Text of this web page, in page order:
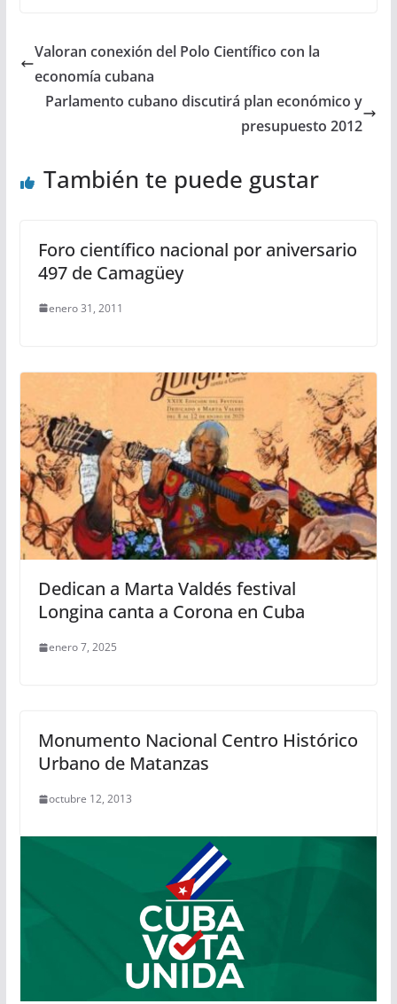
Valoran conexión del Polo Científico con la
economía cubana
Parlamento cubano discutirá plan económico y
presupuesto 2012
También te puede gustar
Foro científico nacional por aniversario
497 de Camagüey
enero 31, 2011
Dedican a Marta Valdés festival
Longina canta a Corona en Cuba
enero 7, 2025
Monumento Nacional Centro Histórico
Urbano de Matanzas
octubre 12, 2013